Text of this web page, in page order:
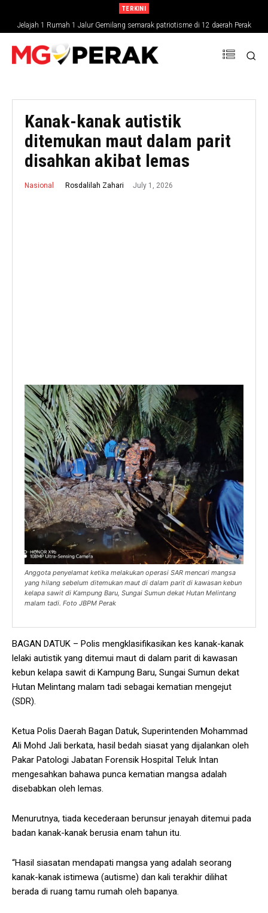
TERKINI
Jelajah 1 Rumah 1 Jalur Gemilang semarak patriotisme di 12 daerah Perak
Kanak-kanak autistik
ditemukan maut dalam parit
disahkan akibat lemas
Nasional Rosdalilah Zahari July 1, 2026
Anggota penyelamat ketika melakukan operasi SAR mencari mangsa
yang hilang sebelum ditemukan maut di dalam parit di kawasan kebun
kelapa sawit di Kampung Baru, Sungai Sumun dekat Hutan Melintang
malam tadi. Foto JBPM Perak
BAGAN DATUK – Polis mengklasifikasikan kes kanak-kanak
lelaki autistik yang ditemui maut di dalam parit di kawasan
kebun kelapa sawit di Kampung Baru, Sungai Sumun dekat
Hutan Melintang malam tadi sebagai kematian mengejut
(SDR).
Ketua Polis Daerah Bagan Datuk, Superintenden Mohammad
Ali Mohd Jali berkata, hasil bedah siasat yang dijalankan oleh
Pakar Patologi Jabatan Forensik Hospital Teluk Intan
mengesahkan bahawa punca kematian mangsa adalah
disebabkan oleh lemas.
Menurutnya, tiada kecederaan berunsur jenayah ditemui pada
badan kanak-kanak berusia enam tahun itu.
“Hasil siasatan mendapati mangsa yang adalah seorang
kanak-kanak istimewa (autisme) dan kali terakhir dilihat
berada di ruang tamu rumah oleh bapanya.